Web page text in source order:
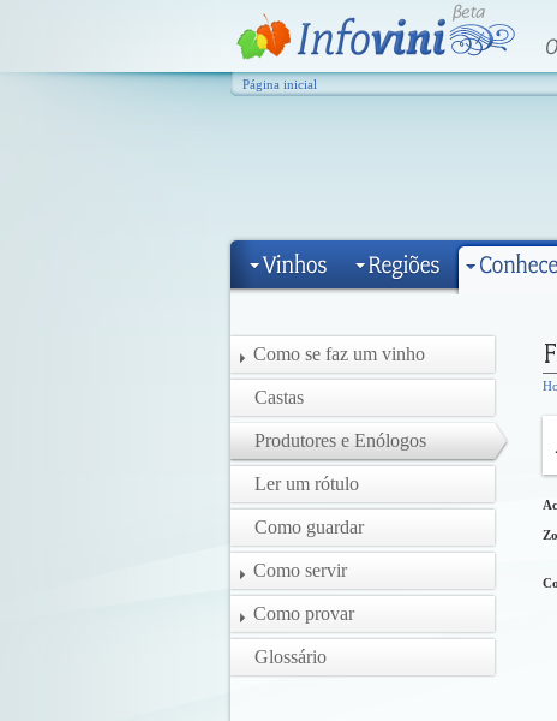
Página inicial
Como se faz um vinho
Castas
Produtores e Enólogos
Ler um rótulo
Como guardar
Como servir
Como provar
Glossário